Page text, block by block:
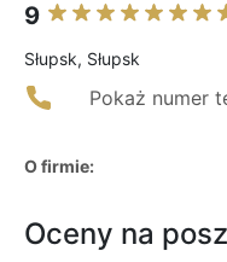
9
Słupsk, Słupsk
Pokaż numer
O firmie:
Oceny na